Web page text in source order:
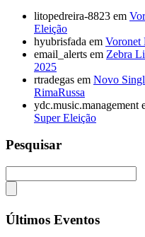
litopedreira-8823 em
Eleição
hyubrisfada em Voronet
email_alerts em Zebra
2025
rtradegas em Novo
RimaRussa
ydc.music.management
Super Eleição
Pesquisar
Últimos Eventos